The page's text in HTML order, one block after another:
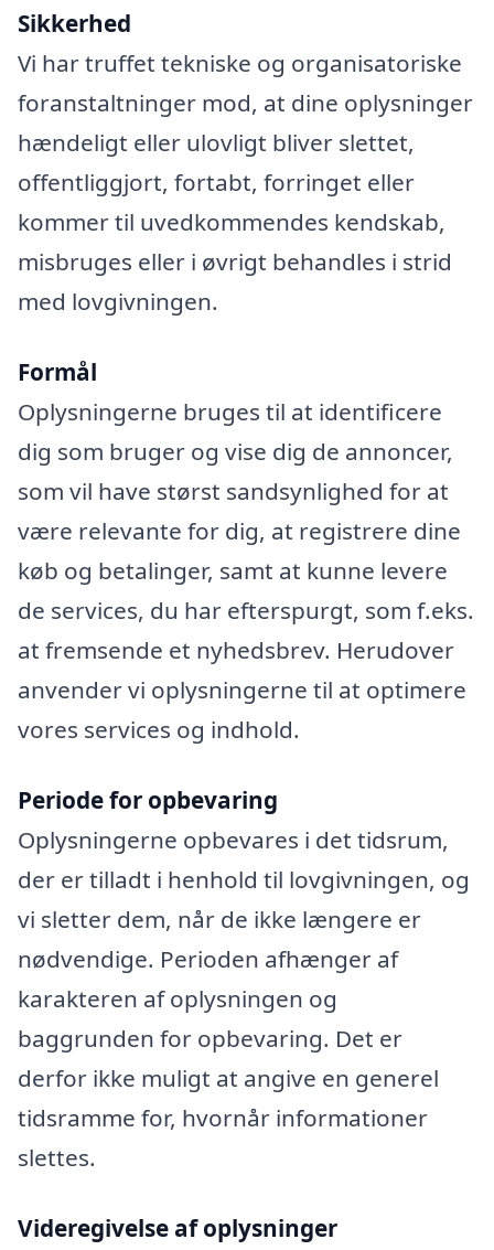
Sikkerhed
Vi har truffet tekniske og organisatoriske
foranstaltninger mod, at dine oplysninger
hændeligt eller ulovligt bliver slettet,
offentliggjort, fortabt, forringet eller
kommer til uvedkommendes kendskab,
misbruges eller i øvrigt behandles i strid
med lovgivningen.
Formål
Oplysningerne bruges til at identificere
dig som bruger og vise dig de annoncer,
som vil have størst sandsynlighed for at
være relevante for dig, at registrere dine
køb og betalinger, samt at kunne levere
de services, du har efterspurgt, som f.eks.
at fremsende et nyhedsbrev. Herudover
anvender vi oplysningerne til at optimere
vores services og indhold.
Periode for opbevaring
Oplysningerne opbevares i det tidsrum,
der er tilladt i henhold til lovgivningen, og
vi sletter dem, når de ikke længere er
nødvendige. Perioden afhænger af
karakteren af oplysningen og
baggrunden for opbevaring. Det er
derfor ikke muligt at angive en generel
tidsramme for, hvornår informationer
slettes.
Videregivelse af oplysninger